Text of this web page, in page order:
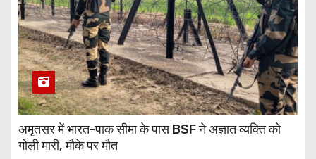
अमृतसर में भारत-पाक सीमा के पास BSF ने अज्ञात व्यक्ति को
गोली मारी, मौके पर मौत